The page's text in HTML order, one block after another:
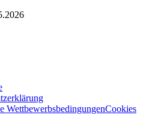
WettbewerbsbedingungenCookies